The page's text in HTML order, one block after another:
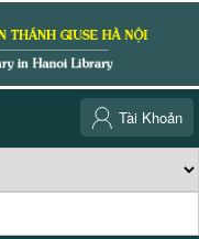
Tài Khoản